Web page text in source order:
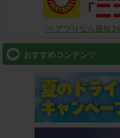
⇒ アプリなら最短3
おすすめコンテンツ